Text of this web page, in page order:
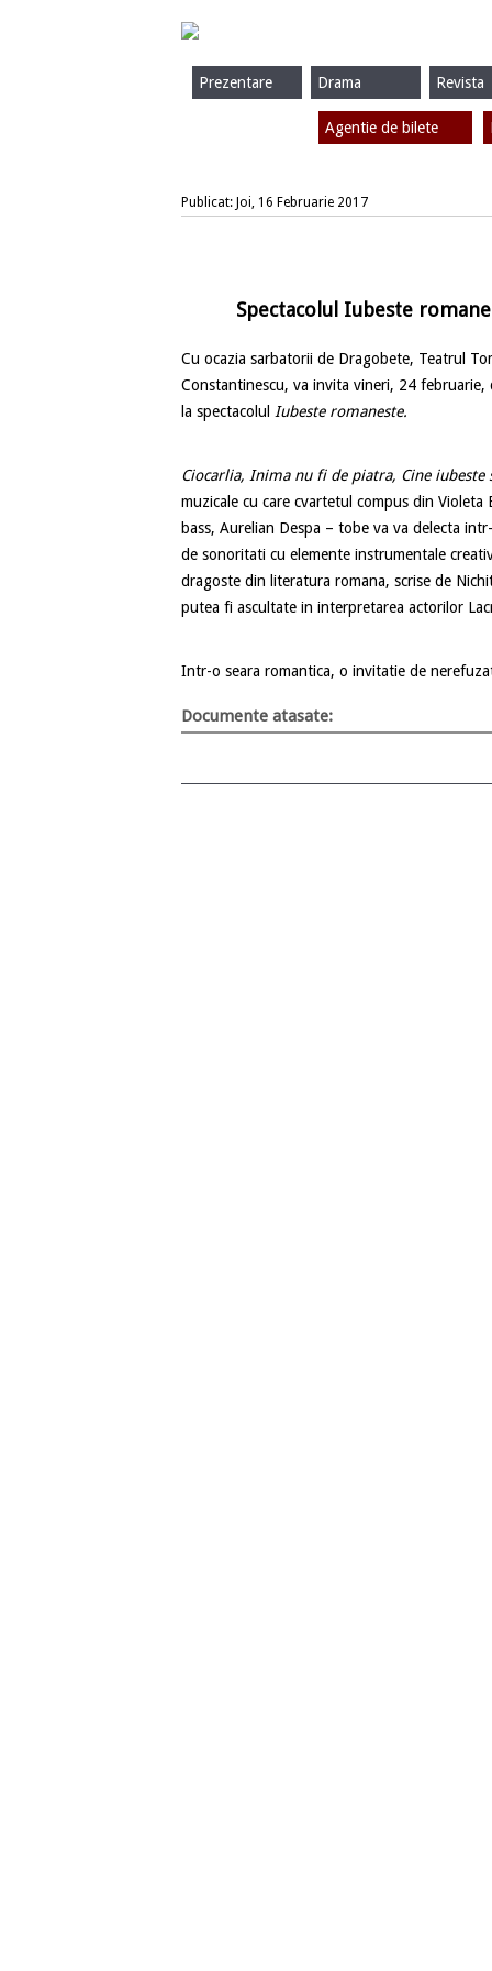
Revista
Drama
Prezentare
Agentie de bilete
Publicat: Joi, 16 Februarie 2017
Spectacolul Iubeste
Cu ocazia sarbatorii de Dragobete, Teatrul
Constantinescu, va invita vineri, 24
la spectacolul
Iubeste romaneste.
Ciocarlia, Inima nu fi de piatra, Cine iubeste
muzicale cu care cvartetul compus din
bass, Aurelian Despa – tobe va va delecta
de sonoritati cu elemente instrumentale
dragoste din literatura romana, scrise de
putea fi ascultate in interpretarea actorilor
Intr-o seara romantica, o invitatie de
Documente atasate: